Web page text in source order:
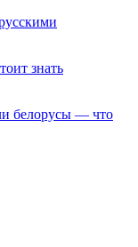
знать
белорусы — что